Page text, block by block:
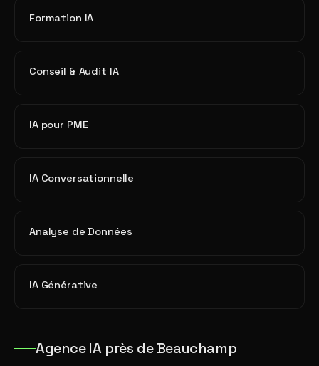
Formation IA
Conseil & Audit IA
IA pour PME
IA Conversationnelle
Analyse de Données
IA Générative
Agence IA près de Beauchamp